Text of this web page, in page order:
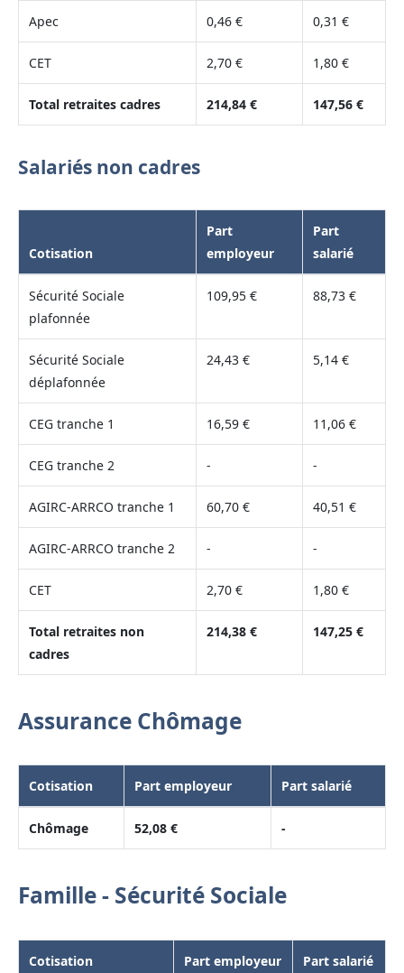
Apec 0,46 € 0,31 €
CET 2,70 € 1,80 €
Total retraites cadres 214,84 € 147,56 €
Salariés non cadres
Cotisation
Part
employeur
Part
salarié
Sécurité Sociale
plafonnée
109,95 € 88,73 €
Sécurité Sociale
déplafonnée
24,43 € 5,14 €
CEG tranche 1 16,59 € 11,06 €
CEG tranche 2 - -
AGIRC-ARRCO tranche 1 60,70 € 40,51 €
AGIRC-ARRCO tranche 2 - -
CET 2,70 € 1,80 €
Total retraites non
cadres
214,38 € 147,25 €
Assurance Chômage
Cotisation Part employeur Part salarié
Chômage 52,08 € -
Famille - Sécurité Sociale
Cotisation Part employeur Part salarié